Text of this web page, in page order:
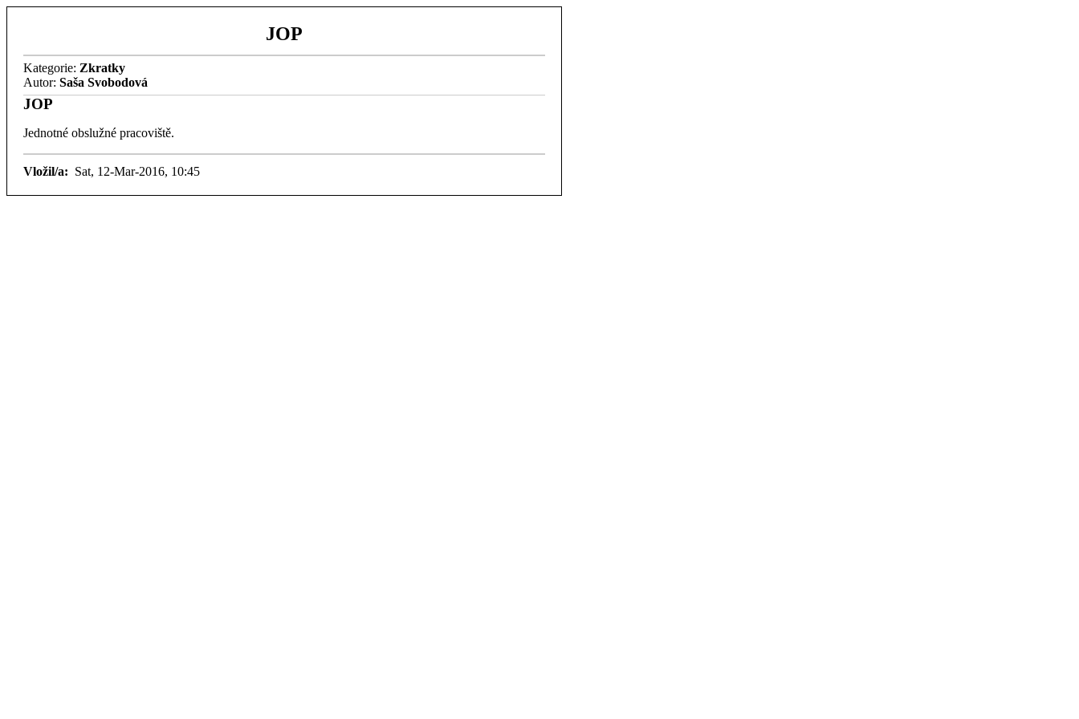
JOP
Kategorie: Zkratky
Autor: Saša Svobodová
JOP
Jednotné obslužné pracoviště.
Vložil/a: Sat, 12-Mar-2016, 10:45